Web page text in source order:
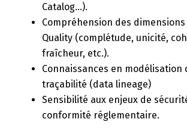
Catalog…).
Compréhension des dimensions
Quality (complétude, unicité,
fraîcheur, etc.).
Connaissances en modélisation
traçabilité (data lineage)
Sensibilité aux enjeux de
conformité réglementaire.